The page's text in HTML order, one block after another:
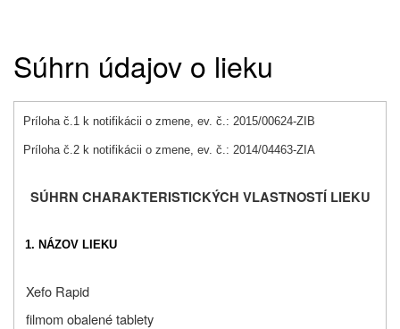
Súhrn údajov o lieku
Príloha č.1 k notifikácii o zmene, ev. č.: 2015/00624-ZIB
Príloha č.2 k notifikácii o zmene, ev. č.: 2014/04463-ZIA
SÚHRN CHARAKTERISTICKÝCH VLASTNOSTÍ LIEKU
1. NÁZOV LIEKU
Xefo Rapid
filmom obalené tablety